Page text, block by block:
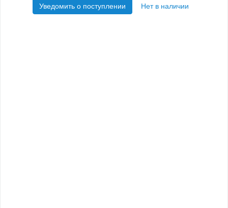
Уведомить о поступлении Нет в наличии